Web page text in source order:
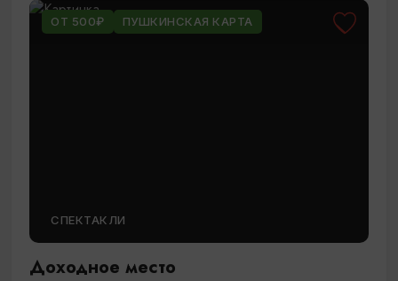
ОТ 500₽ ПУШКИНСКАЯ КАРТА
СПЕКТАКЛИ
Доходное место